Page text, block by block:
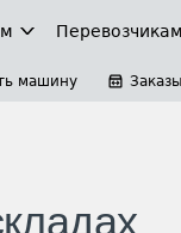
Перевозчикам
машину Заказы